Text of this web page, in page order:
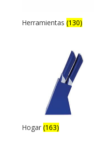
Herramientas (130)
Hogar (163)